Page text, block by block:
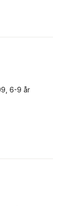
6-9 år
röster: